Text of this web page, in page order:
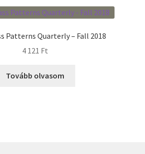
Patterns Quarterly – Fall 2018
4 121 Ft
Tovább olvasom